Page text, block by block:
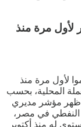
مرة منذ
لأول مرة منذ
المحلية، بحسب
مؤشر مديري
النفطي في مصر،
مستوى له منذ أكتوبر